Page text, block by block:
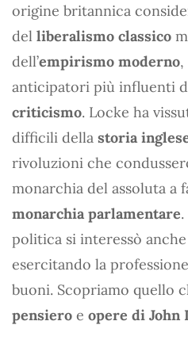
origine britannica
del liberalismo classico
dell’empirismo moderno
anticipatori più influenti
criticismo. Locke ha
difficili della storia
rivoluzioni che
monarchia del assoluta a
monarchia parlamentare
politica si interessò
esercitando la
buoni. Scopriamo quello
pensiero e opere di John